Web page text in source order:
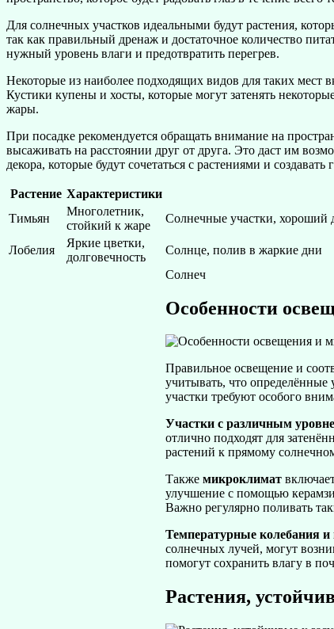
Для солнечных участков идеальными будут растения,
так как правильный дренаж и достаточное количество
нужный уровень влаги и предотвратить перегрев.
Некоторые из наиболее подходящих видов для таких мест
Кустики купены и хосты, которые могут затенять
жары.
При посадке рекомендуется обращать внимание на
высаживать на расстоянии друг от друга. Это даст им
декора, которые будут сочетаться с растениями и
Растение Характеристики
Тимьян
Многолетник,
стойкий к жаре
Солнечные участки, хороший
Лобелия
Яркие цветки,
долговечность
Солнце, полив в жаркие дни
Солнеч
Особенности
Правильное освещение и
учитывать, что
участки требуют особого
Участки с различным
отлично подходят для
растений к прямому
Также микроклимат
улучшение с помощью
Важно регулярно поливать
Температурные колебания
солнечных лучей, могут
помогут сохранить влагу в
Растения,